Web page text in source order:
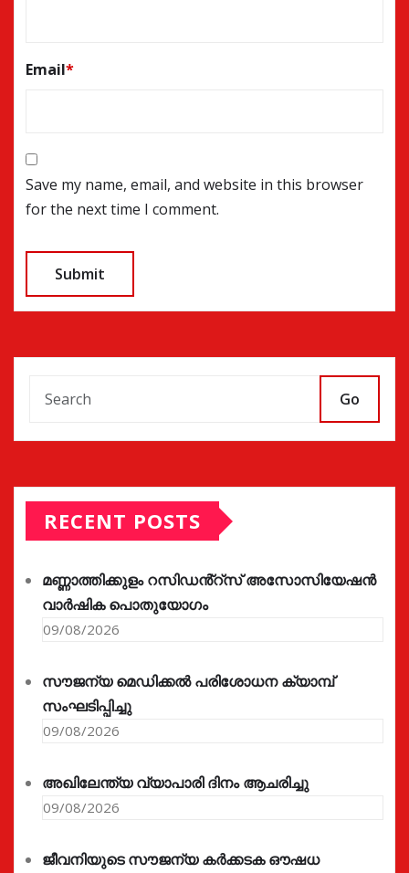
Email*
Save my name, email, and website in this browser
for the next time I comment.
Go
RECENT POSTS
മണ്ണാത്തിക്കുളം റസിഡൻ്റ്സ് അസോസിയേഷൻ
വാർഷിക പൊതുയോഗം
09/08/2026
സൗജന്യ മെഡിക്കൽ പരിശോധന ക്യാമ്പ്
സംഘടിപ്പിച്ചു
09/08/2026
അഖിലേന്ത്യ വ്യാപാരി ദിനം ആചരിച്ചു
09/08/2026
ജീവനിയുടെ സൗജന്യ കർക്കടക ഔഷധ